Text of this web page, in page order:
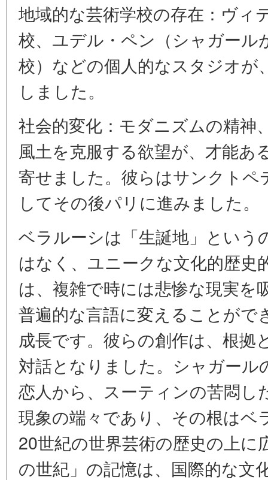
地域的な芸術学校の存在：ヴィ
校、ユデル・ペン（シャガー
校）などの個人的なスタジオが
しました。
社会的変化：モダニズムの精神
風土を克服する欲望が、才能あ
寄せました。彼らはサンクト
してその後パリに進みました。
ベラルーシは「生誕地」という
はなく、ユニークな文化的歴史
は、複雑で時には悲惨な現実を
普遍的な言語に変えることがで
成長です。彼らの創作は、根拠
対話となりました。シャガー
恋人から、スーティンの苦悶
現象の端々であり、その根はベ
20世紀の世界芸術の歴史の上
の世紀」の記憶は、国際的な文